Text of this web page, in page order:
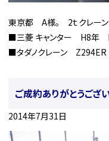
東京都 A様。 2ｔクレーン
■三菱 キャンター H8年
■タダノクレーン Z294ER
ご成約ありがとうござ
2014年7月31日